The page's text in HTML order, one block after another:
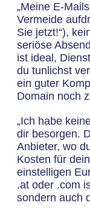
„Meine E-
Vermeide
Sie jetzt!“),
seriöse
ist ideal,
du tunlichst
ein guter
Domain noch
„Ich habe
dir besorgen.
Anbieter, wo
Kosten für
einstelligen
.at oder .com
sondern auch